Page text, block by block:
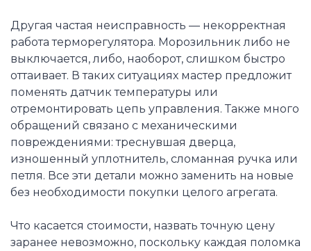
Другая частая неисправность — некорректная
работа терморегулятора. Морозильник либо не
выключается, либо, наоборот, слишком быстро
оттаивает. В таких ситуациях мастер предложит
поменять датчик температуры или
отремонтировать цепь управления. Также много
обращений связано с механическими
повреждениями: треснувшая дверца,
изношенный уплотнитель, сломанная ручка или
петля. Все эти детали можно заменить на новые
без необходимости покупки целого агрегата.
Что касается стоимости, назвать точную цену
заранее невозможно, поскольку каждая поломка